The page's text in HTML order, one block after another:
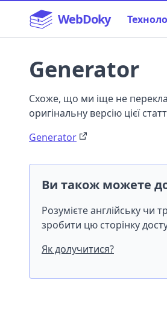
WebDoky
Generator
Схоже, що ми іще не
оригінальну версію цієї
Generator
Ви також можете
Розумієте англійську
зробити цю сторінку
Як долучитися?